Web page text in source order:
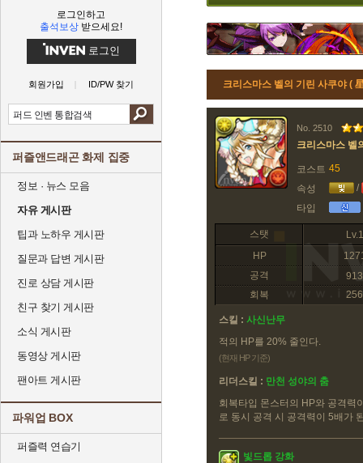
로그인하고
출석보상 받으세요!
로그인
회원가입 ID/PW 찾기
퍼즐앤드래곤 화제 집중
정보 · 뉴스 모음
자유 게시판
팁과 노하우 게시판
질문과 답변 게시판
진로 상담 게시판
친구 찾기 게시판
소식 게시판
동영상 게시판
팬아트 게시판
파워업 BOX
퍼즐력 연습기
크리스마스 벨의 기린 사쿠야 (
No. 2510
크리스마스 벨
코스트 45
속성
/
타입
스탯
Lv.1
HP
공격
913
회복
256
스킬 : 사신난무
적의 HP를 20% 줄인다.
(현재 HP 기준)
리더스킬 : 만천 성야의 춤
회복타입 몬스터의 HP와 공격력
로 동시 공격 시 공격력이 5배가
빛드롭 강화